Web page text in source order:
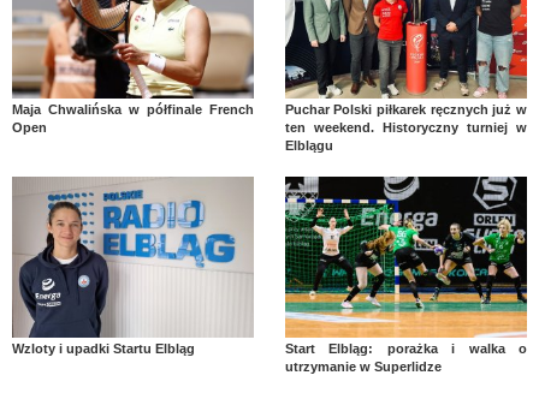
Maja Chwalińska w półfinale French
Open
Puchar Polski piłkarek ręcznych już w
ten weekend. Historyczny turniej w
Elblągu
Wzloty i upadki Startu Elbląg
Start Elbląg: porażka i walka o
utrzymanie w Superlidze